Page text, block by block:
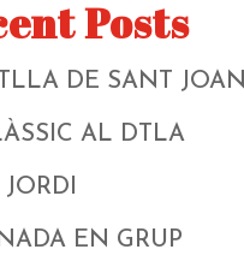
Posts
DE SANT JOAN
AL DTLA
EN GRUP